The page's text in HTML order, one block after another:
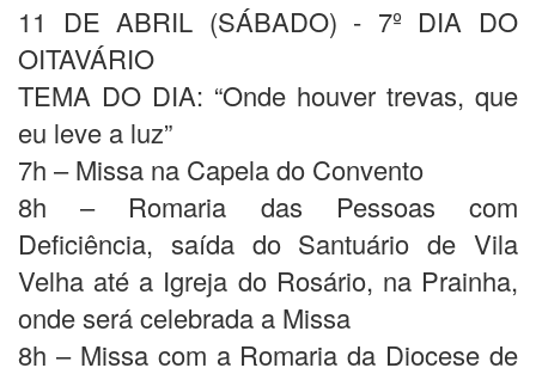
11 DE ABRIL (SÁBADO) - 7º DIA DO
OITAVÁRIO
TEMA DO DIA: “Onde houver trevas, que
eu leve a luz”
7h – Missa na Capela do Convento
8h – Romaria das Pessoas com
Deficiência, saída do Santuário de Vila
Velha até a Igreja do Rosário, na Prainha,
onde será celebrada a Missa
8h – Missa com a Romaria da Diocese de